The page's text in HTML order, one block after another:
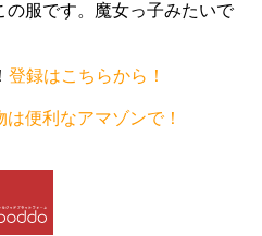
の服です。魔女っ子みたいで
登録はこちらから！
便利なアマゾンで！